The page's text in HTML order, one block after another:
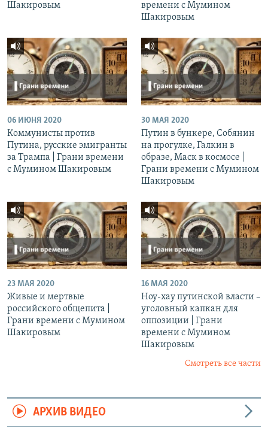
Шакировым
времени с Мумином
Шакировым
06 ИЮНЯ 2020
Коммунисты против
Путина, русские эмигранты
за Трампа | Грани времени
с Мумином Шакировым
30 МАЯ 2020
Путин в бункере, Собянин
на прогулке, Галкин в
образе, Маск в космосе |
Грани времени с Мумином
Шакировым
23 МАЯ 2020
Живые и мертвые
российского общепита |
Грани времени с Мумином
Шакировым
16 МАЯ 2020
Ноу-хау путинской власти –
уголовный капкан для
оппозиции | Грани
времени с Мумином
Шакировым
Смотреть все части
АРХИВ ВИДЕО